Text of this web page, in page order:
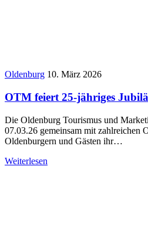
Oldenburg 10. März 2026
OTM feiert 25-jähriges
Die Oldenburg Tourismus und
07.03.26 gemeinsam mit zahlreichen
Oldenburgern und Gästen ihr…
Weiterlesen